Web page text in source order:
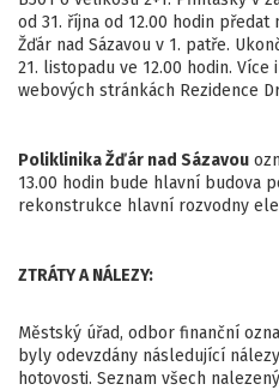
od 31. října od 12.00 hodin
Žďár nad Sázavou v 1. patře.
21. listopadu ve 12.00 hodin.
webových stránkách Rezidence
Poliklinika Žďár nad Sázavou
13.00 hodin bude hlavní budova
rekonstrukce hlavní rozvodny
ZTRÁTY A NÁLEZY:
Městský úřad, odbor finanční
byly odevzdány následující
hotovosti. Seznam všech